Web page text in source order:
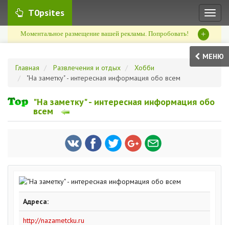
T0psites
Моментальное размещение вашей рекламы. Попробовать! +
МЕНЮ
Главная
Развлечения и отдых
Хобби
"На заметку" - интересная информация обо всем
"На заметку" - интересная информация обо
всем
Адреса:
http://nazametcku.ru